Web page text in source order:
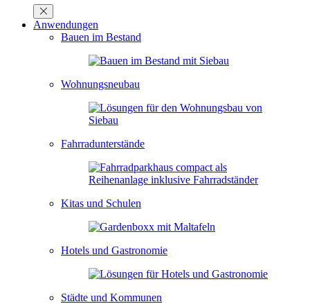
Anwendungen
Bauen im Bestand
Wohnungsneubau
Fahrradunterstände
Kitas und Schulen
Hotels und Gastronomie
Städte und Kommunen